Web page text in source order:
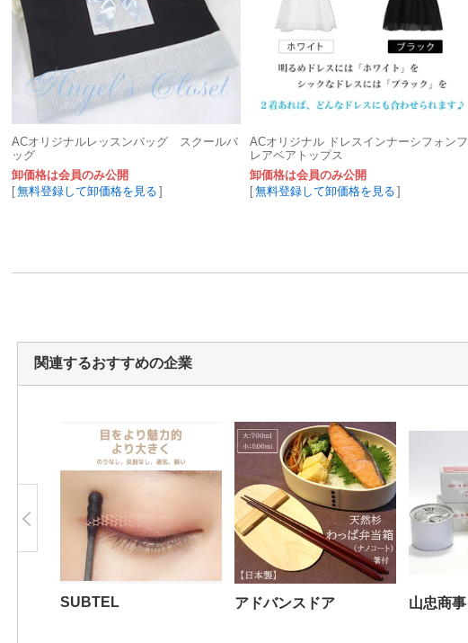
ACオリジナルレッスンバッグ スクールバ
ッグ
卸価格は会員のみ公開
[無料登録して卸価格を見る ]
ACオリジナル ドレスインナーシフォンフ
レアベアトップス
卸価格は会員のみ公開
[無料登録して卸価格を見る ]
関連するおすすめの企業
SUBTEL アドバンスドア 山忠商事